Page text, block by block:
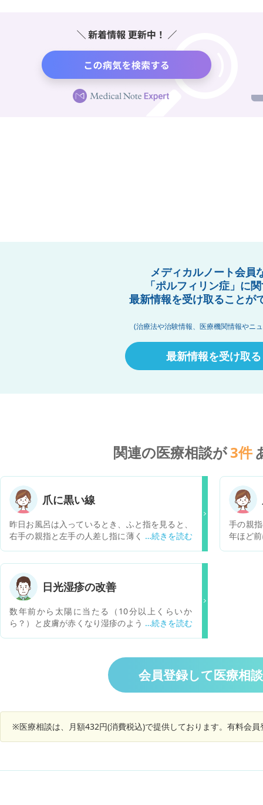
メディカルノート会員
「ポルフィリン症」に
最新情報を受け取ることが
(治療法や治験情報、医療機関情報やニ
最新情報を受け取る
関連の医療相談が3件
爪に黒い線
昨日お風呂は入っているとき、ふと指を見ると、
右手の親指と左手の人差し指に薄くですが黒い線
と色々出てきて不安になっています。 中には、寝
不足やホルモンバランスが崩れているときにもな
ると書いてあるのもあったのですが、そういう場
合もなったりするのでしょうか？ 今産後1ヶ月で
す。 ちなみに出産前にはこの黒い線はなかったと
思います。
手の親
年ほど
日光湿疹の改善
数年前から太陽に当たる（10分以上くらいか
ら？）と皮膚が赤くなり湿疹のような症状が現れ
には薬（血圧系）と日光の相性との診断で一旦収
まったのですが、再度発生したため通院。 その際
に現在の薬の一覧もお見せしましたが、汗による
影響との診断。 その後外出時にあきらかに日光の
たくよろしくお願いいたします。
会員登録して医療相
※医療相談は、月額432円(消費税込)で提供しております。有料会